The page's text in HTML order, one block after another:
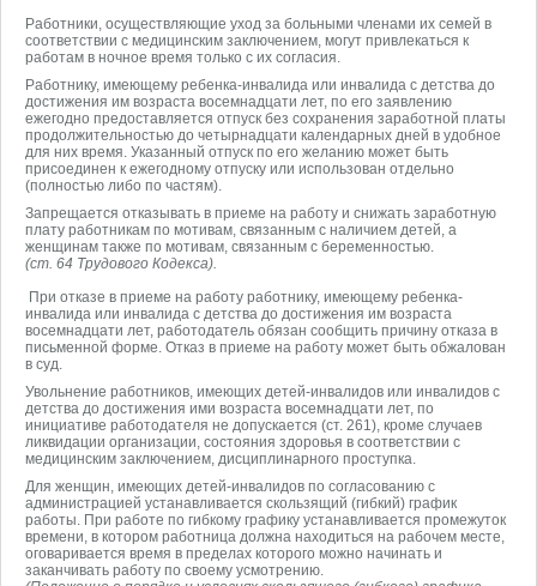
Работники, осуществляющие уход за больными членами их семей в
соответствии с медицинским заключением, могут привлекаться к
работам в ночное время только с их согласия.
Работнику, имеющему ребенка-инвалида или инвалида с детства до
достижения им возраста восемнадцати лет, по его заявлению
ежегодно предоставляется отпуск без сохранения заработной платы
продолжительностью до четырнадцати календарных дней в удобное
для них время. Указанный отпуск по его желанию может быть
присоединен к ежегодному отпуску или использован отдельно
(полностью либо по частям).
Запрещается отказывать в приеме на работу и снижать заработную
плату работникам по мотивам, связанным с наличием детей, а
женщинам также по мотивам, связанным с беременностью.
(ст. 64 Трудового Кодекса).
При отказе в приеме на работу работнику, имеющему ребенка-
инвалида или инвалида с детства до достижения им возраста
восемнадцати лет, работодатель обязан сообщить причину отказа в
письменной форме. Отказ в приеме на работу может быть обжалован
в суд.
Увольнение работников, имеющих детей-инвалидов или инвалидов с
детства до достижения ими возраста восемнадцати лет, по
инициативе работодателя не допускается (ст. 261), кроме случаев
ликвидации организации, состояния здоровья в соответствии с
медицинским заключением, дисциплинарного проступка.
Для женщин, имеющих детей-инвалидов по согласованию с
администрацией устанавливается скользящий (гибкий) график
работы. При работе по гибкому графику устанавливается промежуток
времени, в котором работница должна находиться на рабочем месте,
оговаривается время в пределах которого можно начинать и
заканчивать работу по своему усмотрению.